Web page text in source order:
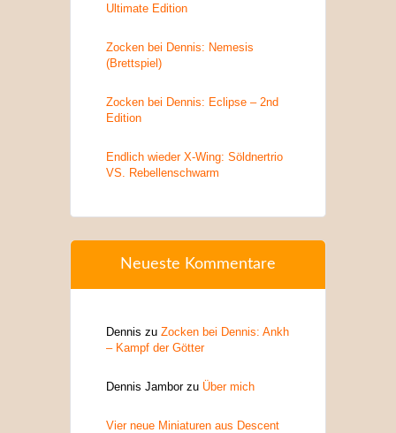
Ultimate Edition
Zocken bei Dennis: Nemesis
(Brettspiel)
Zocken bei Dennis: Eclipse – 2nd
Edition
Endlich wieder X-Wing: Söldnertrio
VS. Rebellenschwarm
Neueste Kommentare
Dennis zu Zocken bei Dennis: Ankh
– Kampf der Götter
Dennis Jamborzu Über mich
Vier neue Miniaturen aus Descent